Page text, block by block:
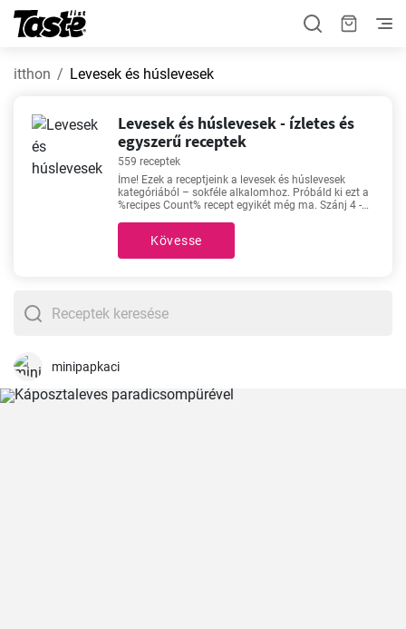
itthon Levesek és húslevesek
Levesek és húslevesek - ízletes és
egyszerű receptek
559 receptek
Íme! Ezek a receptjeink a levesek és húslevesek
kategóriából – sokféle alkalomhoz. Próbáld ki ezt a
%recipes Count% recept egyikét még ma. Szánj 4 -
megtalálod. Emellett azt is megtudhatod, hogy a
leírt mennyiségből hány adag készíthető. Tekints
magyar ízek találkozása
szerelmeseinek készültek. Jó étvágyat!
Kövesse
minipapkaci